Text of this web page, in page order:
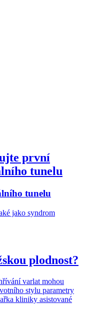
první
tunelu
tunelu
jako syndrom
plodnost?
varlat mohou
stylu parametry
kliniky asistované